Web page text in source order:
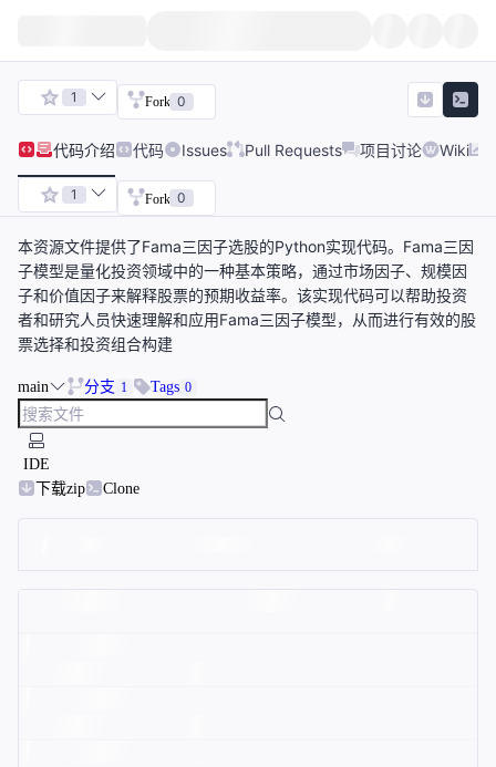
1 Fork 0
代码介绍 代码 Issues Pull Requests 项目讨论 Wiki
1 Fork 0
本资源文件提供了Fama三因子选股的Python实现代码。Fama三因
子模型是量化投资领域中的一种基本策略，通过市场因子、规模因
子和价值因子来解释股票的预期收益率。该实现代码可以帮助投资
者和研究人员快速理解和应用Fama三因子模型，从而进行有效的股
票选择和投资组合构建
main 分支 1 Tags 0
IDE
下载zip
Clone